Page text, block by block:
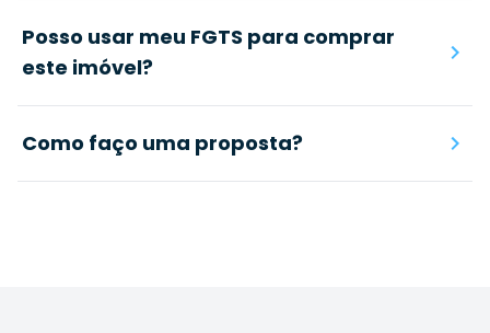
Posso usar meu FGTS para comprar
este imóvel?
Como faço uma proposta?